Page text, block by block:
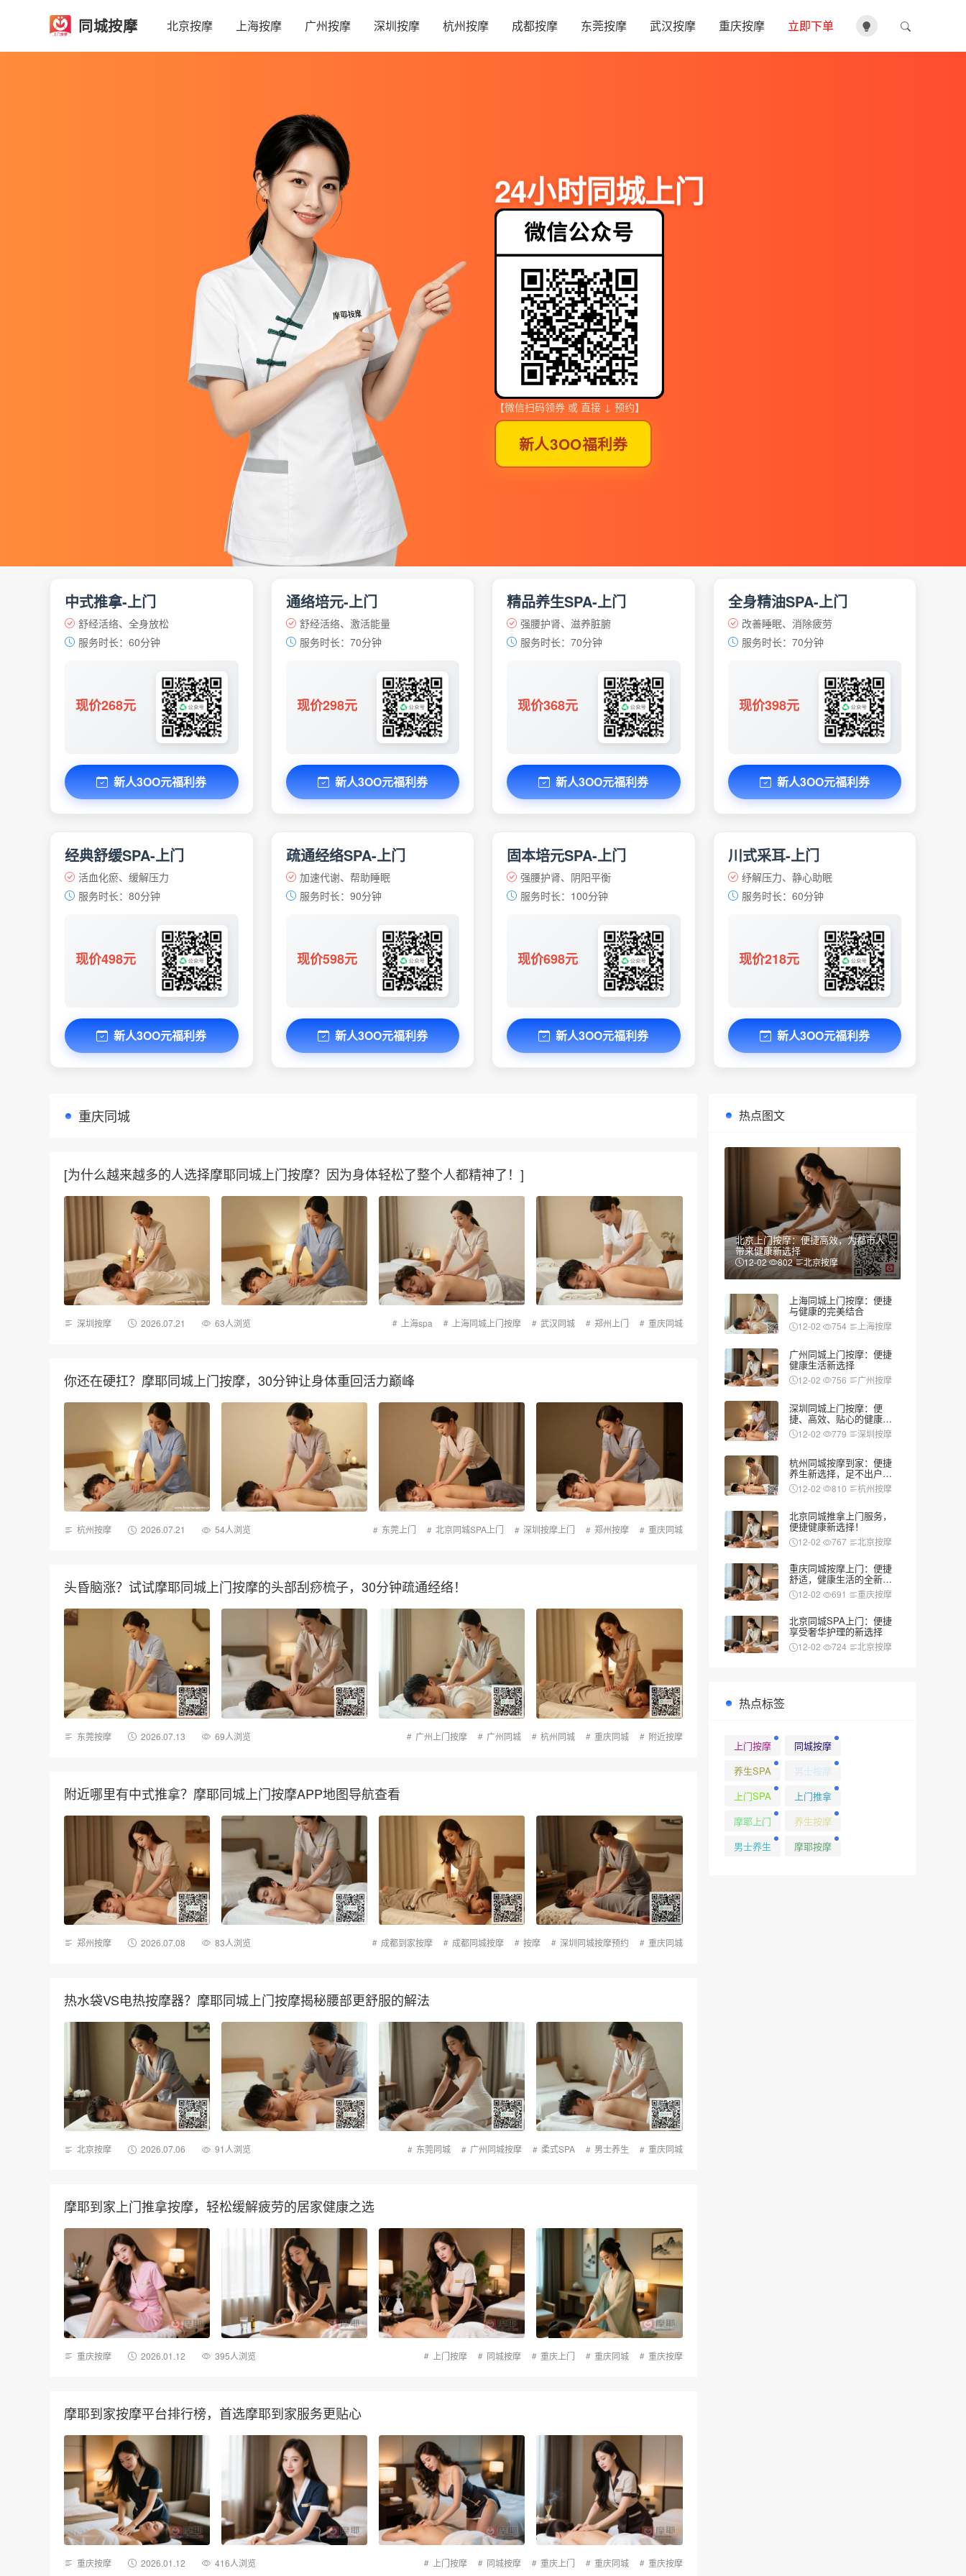
同城按摩 北京按摩 上海按摩 广州按摩 深圳按摩 杭州按摩 成都按摩 东莞按摩 武汉按摩 重庆按摩 立即下单
24小时同城上门
【微信扫码领券 或 直接 ↓ 预约】
新人3OO福利券
中式推拿-上门
舒经活络、全身放松
服务时长：60分钟
现价268元
新人3OO元福利券
通络培元-上门
舒经活络、激活能量
服务时长：70分钟
现价298元
新人3OO元福利券
精品养生SPA-上门
强腰护肾、滋养脏腑
服务时长：70分钟
现价368元
新人3OO元福利券
全身精油SPA-上门
改善睡眠、消除疲劳
服务时长：70分钟
现价398元
新人3OO元福利券
经典舒缓SPA-上门
活血化瘀、缓解压力
服务时长：80分钟
现价498元
新人3OO元福利券
疏通经络SPA-上门
加速代谢、帮助睡眠
服务时长：90分钟
现价598元
新人3OO元福利券
固本培元SPA-上门
强腰护肾、阴阳平衡
服务时长：100分钟
现价698元
新人3OO元福利券
川式采耳-上门
纾解压力、静心助眠
服务时长：60分钟
现价218元
新人3OO元福利券
重庆同城
[为什么越来越多的人选择摩耶同城上门按摩？因为身体轻松了整个人都精神了！]
深圳按摩 2026.07.21 63人浏览 上海spa 上海同城上门按摩 武汉同城 郑州上门 重庆同城
你还在硬扛？摩耶同城上门按摩，30分钟让身体重回活力巅峰
杭州按摩 2026.07.21 54人浏览 东莞上门 北京同城SPA上门 深圳按摩上门 郑州按摩 重庆同城
头昏脑涨？试试摩耶同城上门按摩的头部刮痧梳子，30分钟疏通经络！
东莞按摩 2026.07.13 69人浏览 广州上门按摩 广州同城 杭州同城 重庆同城 附近按摩
附近哪里有中式推拿？摩耶同城上门按摩APP地图导航查看
郑州按摩 2026.07.08 83人浏览 成都到家按摩 成都同城按摩 按摩 深圳同城按摩预约 重庆同城
热水袋VS电热按摩器？摩耶同城上门按摩揭秘腰部更舒服的解法
北京按摩 2026.07.06 91人浏览 东莞同城 广州同城按摩 柔式SPA 男士养生 重庆同城
摩耶到家上门推拿按摩，轻松缓解疲劳的居家健康之选
重庆按摩 2026.01.12 395人浏览 上门按摩 同城按摩 重庆上门 重庆同城 重庆按摩
摩耶到家按摩平台排行榜，首选摩耶到家服务更贴心
重庆按摩 2026.01.12 416人浏览 上门按摩 同城按摩 重庆上门 重庆同城 重庆按摩
热点图文
北京上门按摩：便捷高效，为都市人
带来健康新选择
12-02 802 北京按摩
上海同城上门按摩：便捷
与健康的完美结合
12-02 754 上海按摩
广州同城上门按摩：便捷
健康生活新选择
12-02 756 广州按摩
深圳同城上门按摩：便
捷、高效、贴心的健康新
选择12-02 779 深圳按摩
杭州同城按摩到家：便捷
养生新选择，足不出户享
受专业服务
12-02 810 杭州按摩
北京同城推拿上门服务，
便捷健康新选择！
12-02 767 北京按摩
重庆同城按摩上门：便捷
舒适，健康生活的全新选
择12-02 691 重庆按摩
北京同城SPA上门：便捷
享受奢华护理的新选择
12-02 724 北京按摩
热点标签
上门按摩
同城按摩
养生SPA
男士按摩
上门SPA
上门推拿
摩耶上门
养生按摩
男士养生
摩耶按摩